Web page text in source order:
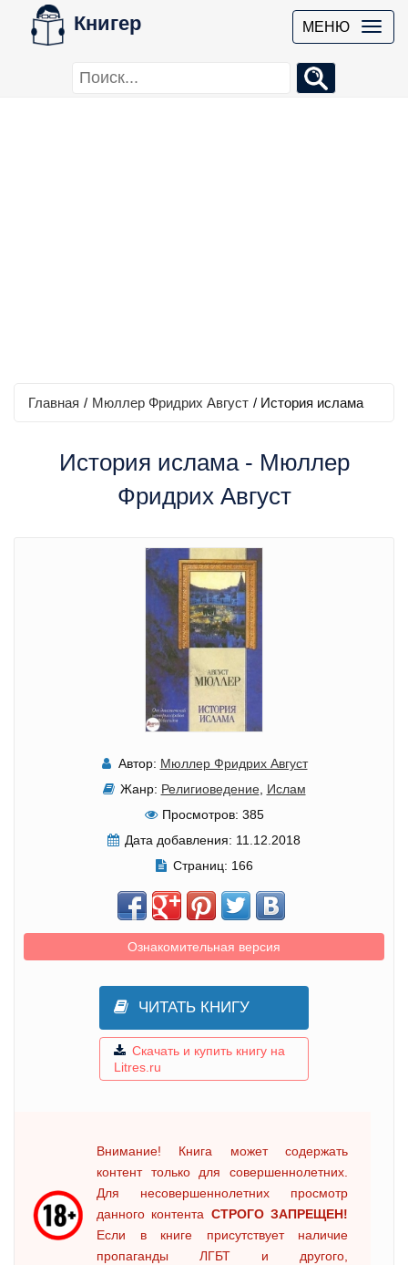
Книгер МЕНЮ
Главная / Мюллер Фридрих Август / История ислама
История ислама - Мюллер
Фридрих Август
Автор: Мюллер Фридрих Август
Жанр: Религиоведение, Ислам
Просмотров: 385
Дата добавления: 11.12.2018
Страниц: 166
Ознакомительная версия
ЧИТАТЬ КНИГУ
Скачать и купить книгу на
Litres.ru
Внимание! Книга может содержать
контент только для совершеннолетних.
Для несовершеннолетних просмотр
данного контента СТРОГО ЗАПРЕЩЕН!
Если в книге присутствует наличие
пропаганды ЛГБТ и другого,